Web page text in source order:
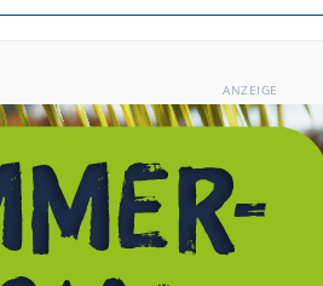
ANZEIGE